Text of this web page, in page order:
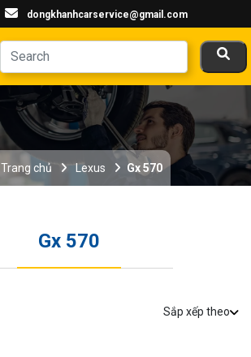
dongkhanhcarservice@gmail.com
Trang chủ Lexus Gx 570
Gx 570
Sắp xếp theo